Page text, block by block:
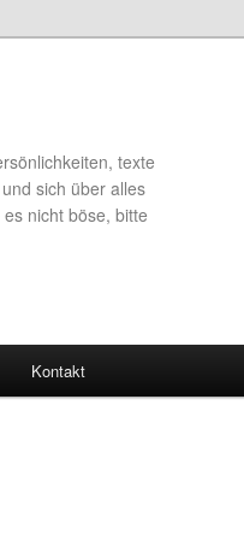
texte
sich über alles
nicht böse, bitte
Kontakt